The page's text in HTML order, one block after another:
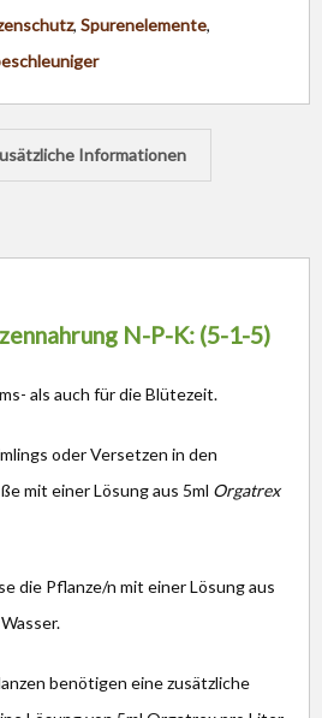
, Spurenelemente,
Informationen
N-P-K: (5-1-5)
als auch für die Blütezeit.
oder Versetzen in den
mit einer Lösung aus 5ml Orgatrex
die Pflanze/n mit einer Lösung aus
benötigen eine zusätzliche